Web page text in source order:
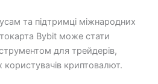
та підтримці міжнародних
Bybit може стати
для трейдерів,
користувачів криптовалют.